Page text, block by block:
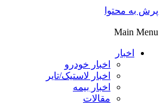
پرش به محتوا
Main Menu
اخبار
اخبار خودرو
اخبار لاستیک/تایر
اخبار بیمه
مقالات